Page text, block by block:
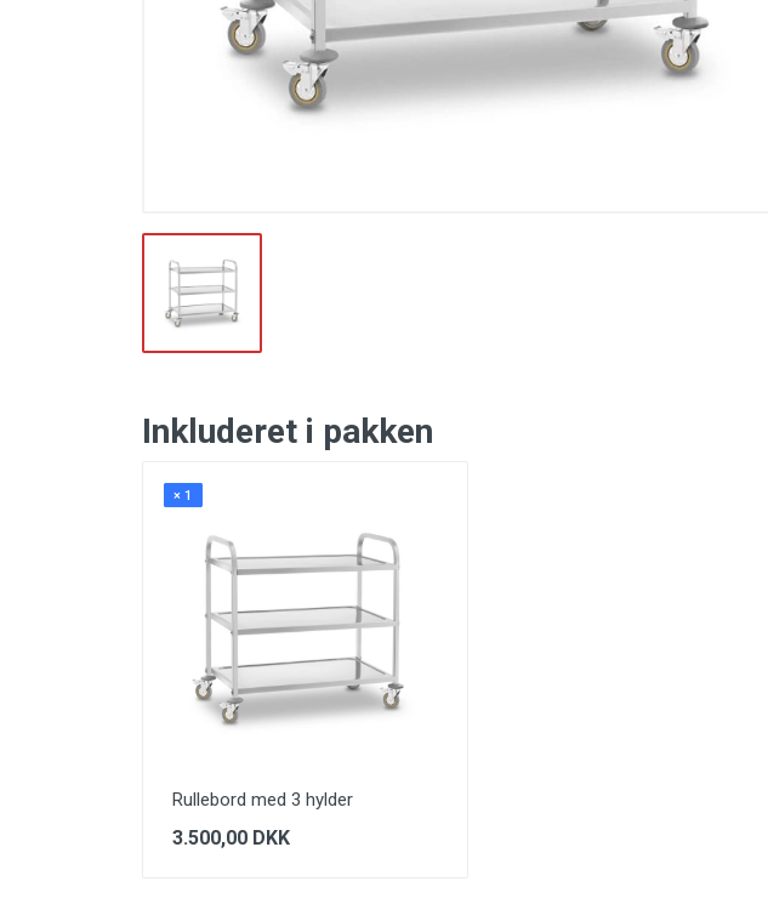
Inkluderet i pakken
× 1
Rullebord med 3 hylder
3.500,00 DKK